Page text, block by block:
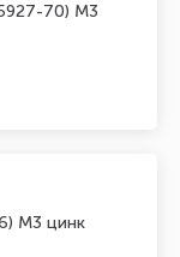
70) М3
М3 цинк